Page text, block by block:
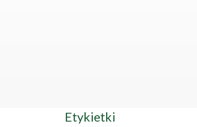
Etykietki